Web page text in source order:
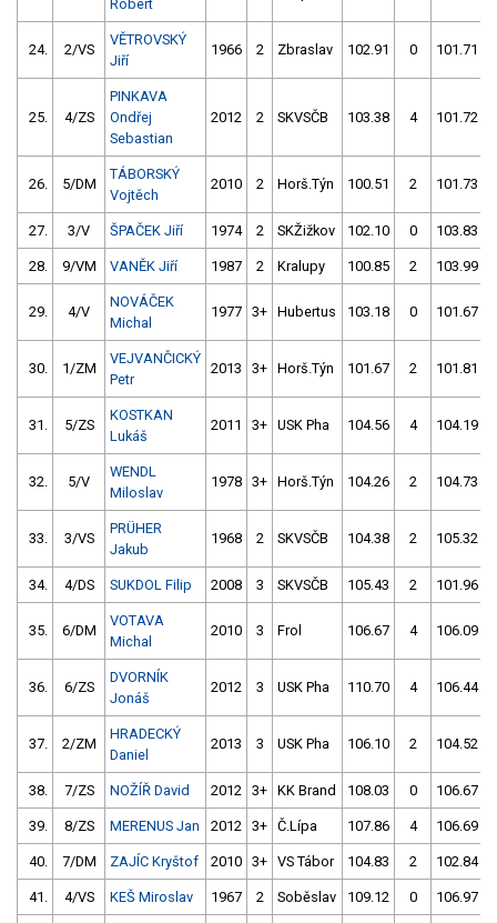
Robert
24. 2/VS
VĚTROVSKÝ
Jiří
1966 2 Zbraslav 102.91 0 101.71
25. 4/ZS
PINKAVA
Ondřej
Sebastian
2012 2 SKVSČB 103.38 4 101.72
26. 5/DM
TÁBORSKÝ
Vojtěch
2010 2 Horš.Týn 100.51 2 101.73
27. 3/V ŠPAČEK Jiří 1974 2 SKŽižkov 102.10 0 103.83
28. 9/VM VANĚK Jiří 1987 2 Kralupy 100.85 2 103.99
29. 4/V
NOVÁČEK
Michal
1977 3+ Hubertus 103.18 0 101.67
30. 1/ZM
VEJVANČICKÝ
Petr
2013 3+ Horš.Týn 101.67 2 101.81
31. 5/ZS
KOSTKAN
Lukáš
2011 3+ USK Pha 104.56 4 104.19
32. 5/V
WENDL
Miloslav
1978 3+ Horš.Týn 104.26 2 104.73
33. 3/VS
PRÜHER
Jakub
1968 2 SKVSČB 104.38 2 105.32
34. 4/DS SUKDOL Filip 2008 3 SKVSČB 105.43 2 101.96
35. 6/DM
VOTAVA
Michal
2010 3 Frol 106.67 4 106.09
36. 6/ZS
DVORNÍK
Jonáš
2012 3 USK Pha 110.70 4 106.44
37. 2/ZM
HRADECKÝ
Daniel
2013 3 USK Pha 106.10 2 104.52
38. 7/ZS NOŽÍŘ David 2012 3+ KK Brand 108.03 0 106.67
39. 8/ZS MERENUS Jan 2012 3+ Č.Lípa 107.86 4 106.69
40. 7/DM ZAJÍC Kryštof 2010 3+ VS Tábor 104.83 2 102.84
41. 4/VS KEŠ Miroslav 1967 2 Soběslav 109.12 0 106.97